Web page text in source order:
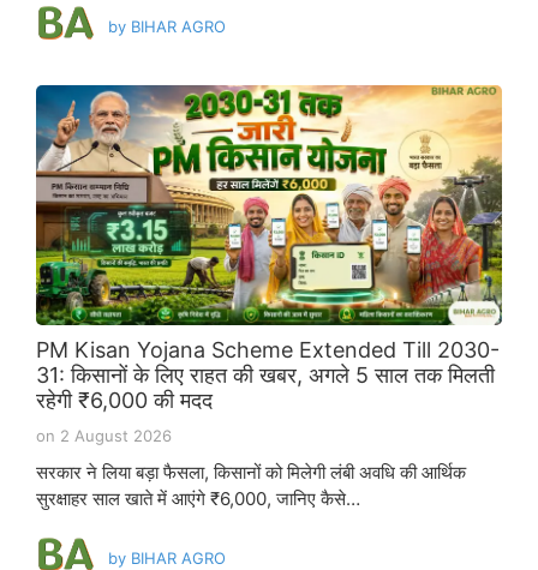
by BIHAR AGRO
PM Kisan Yojana Scheme Extended Till 2030-
31: किसानों के लिए राहत की खबर, अगले 5 साल तक मिलती
रहेगी ₹6,000 की मदद
on 2 August 2026
सरकार ने लिया बड़ा फैसला, किसानों को मिलेगी लंबी अवधि की आर्थिक
सुरक्षाहर साल खाते में आएंगे ₹6,000, जानिए कैसे…
by BIHAR AGRO